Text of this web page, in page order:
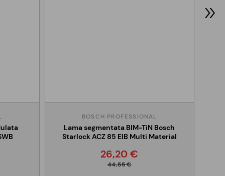
BOSCH PROFESSIONAL
Lama segmentata BIM-TiN Bosch
Starlock ACZ 85 EIB Multi Material
26,20 €
44,55 €